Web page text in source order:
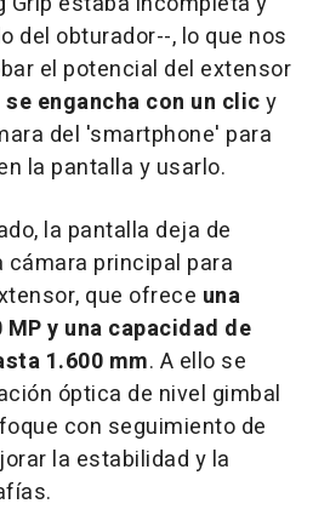
del obturador--, lo que nos
el potencial del extensor
se engancha con un clicy
del 'smartphone' para
la pantalla y usarlo.
la pantalla deja de
principal para
que ofrece una
y una capacidad de
1.600 mm. A ello se
óptica de nivel gimbal
con seguimiento de
la estabilidad y la